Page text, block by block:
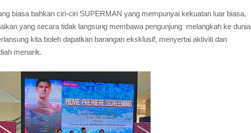
biasa bahkan ciri-ciri SUPERMAN yang mempunyai kekuatan luar biasa,
yang secara tidak langsung membawa pengunjung melangkah ke dunia
kita boleh dapatkan barangan eksklusif, menyertai aktiviti dan
menarik.